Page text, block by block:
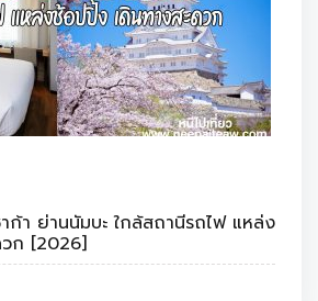
ก้า ย่านนัมบะ ใกล้สถานีรถไฟ แหล่ง
วก [2026]